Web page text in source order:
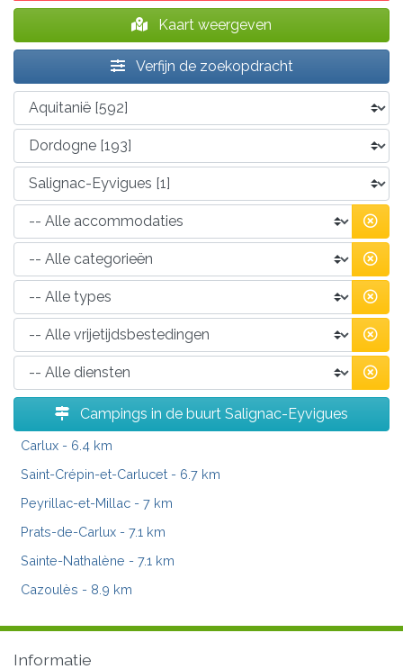
Kaart weergeven
Verfijn de zoekopdracht
Campings in de buurt Salignac-Eyvigues
Carlux - 6.4 km
Saint-Crépin-et-Carlucet - 6.7 km
Peyrillac-et-Millac - 7 km
Prats-de-Carlux - 7.1 km
Sainte-Nathalène - 7.1 km
Cazoulès - 8.9 km
Informatie